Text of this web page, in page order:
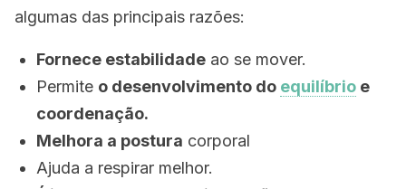
algumas das principais razões:
Fornece estabilidade ao se mover.
Permite o desenvolvimento do equilíbrio e
coordenação.
Melhora a postura corporal
Ajuda a respirar melhor.